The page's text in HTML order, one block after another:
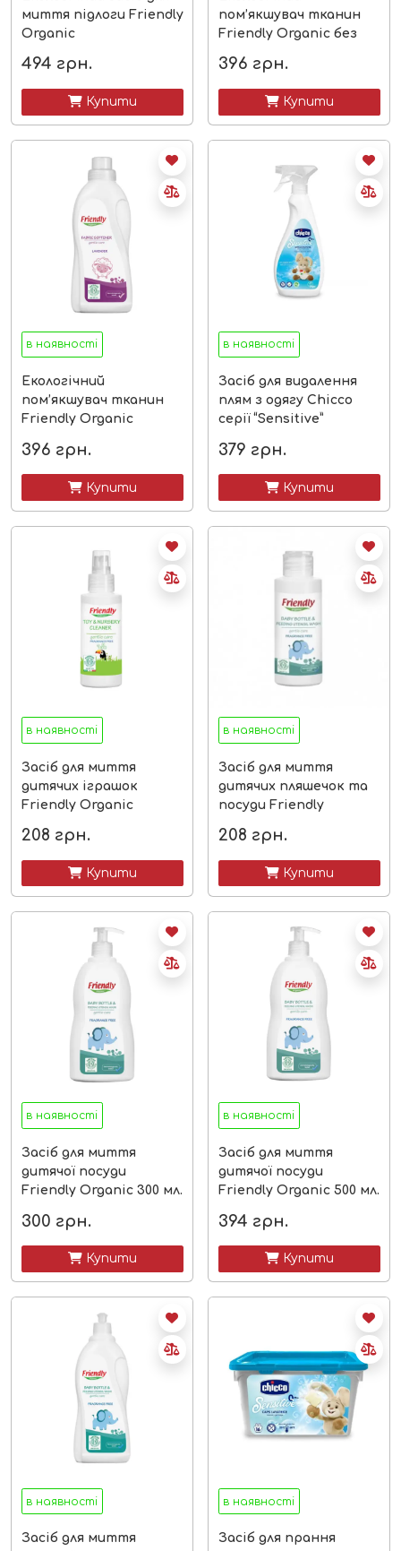
миття підлоги Friendly
Organic
494 грн.
 Купити
пом’якшувач тканин
Friendly Organic без
396 грн.
 Купити
в наявності
Екологічний
пом’якшувач тканин
Friendly Organic
396 грн.
 Купити
в наявності
Засіб для видалення
плям з одягу Chicco
серії “Sensitive”
379 грн.
 Купити
в наявності
Засіб для миття
дитячих іграшок
Friendly Organic
208 грн.
 Купити
в наявності
Засіб для миття
дитячих пляшечок та
посуди Friendly
208 грн.
 Купити
в наявності
Засіб для миття
дитячої посуди
Friendly Organic 300 мл.
300 грн.
 Купити
в наявності
Засіб для миття
дитячої посуди
Friendly Organic 500 мл.
394 грн.
 Купити
в наявності
Засіб для миття
в наявності
Засіб для прання